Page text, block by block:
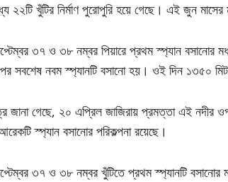
২২টি খুঁটির নির্মাণ পুরোপুরি হয়ে গেছে। এই জুন মাসের
৩৭ ও ৩৮ নম্বর পিয়ারে প্রথম স্প্যান বসানোর
সবশেষ নবম স্প্যানটি বসানো হয়। ওই দিন ১৩৫০
জানা গেছে, ২০ এপ্রিল জাজিরায় প্রমত্তা এই
স্প্যান বসানোর পরিকল্পনা রয়েছে।
৩৭ ও ৩৮ নম্বর খুঁটিতে প্রথম স্প্যানটি